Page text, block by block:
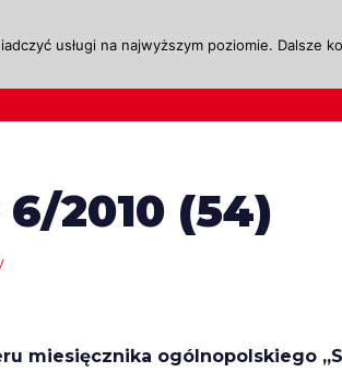
2010 (54)
miesięcznika ogólnopolskiego
usługi na najwyższym poziomie. Dalsze